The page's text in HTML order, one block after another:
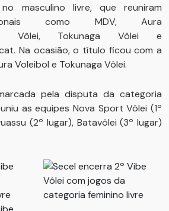
masculino livre, que reuniram
como MDV, Aura
Vôlei, Tokunaga Vôlei e
Na ocasião, o título ficou com a
Voleibol e Tokunaga Vôlei.
pela disputa da categoria
as equipes Nova Sport Vôlei (1º
(2º lugar), Batavôlei (3º lugar)